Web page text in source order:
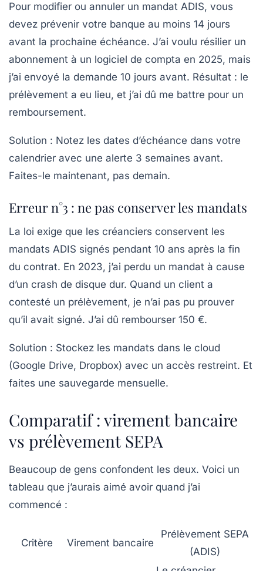
Pour modifier ou annuler un mandat ADIS, vous
devez prévenir votre banque au moins 14 jours
avant la prochaine échéance. J’ai voulu résilier un
abonnement à un logiciel de compta en 2025, mais
j’ai envoyé la demande 10 jours avant. Résultat : le
prélèvement a eu lieu, et j’ai dû me battre pour un
remboursement.
Solution : Notez les dates d’échéance dans votre
calendrier avec une alerte 3 semaines avant.
Faites-le maintenant, pas demain.
Erreur n°3 : ne pas conserver les mandats
La loi exige que les créanciers conservent les
mandats ADIS signés pendant 10 ans après la fin
du contrat. En 2023, j’ai perdu un mandat à cause
d’un crash de disque dur. Quand un client a
contesté un prélèvement, je n’ai pas pu prouver
qu’il avait signé. J’ai dû rembourser 150 €.
Solution : Stockez les mandats dans le cloud
(Google Drive, Dropbox) avec un accès restreint. Et
faites une sauvegarde mensuelle.
Comparatif : virement bancaire
vs prélèvement SEPA
Beaucoup de gens confondent les deux. Voici un
tableau que j’aurais aimé avoir quand j’ai
commencé :
Critère Virement bancaire
Prélèvement SEPA
(ADIS)